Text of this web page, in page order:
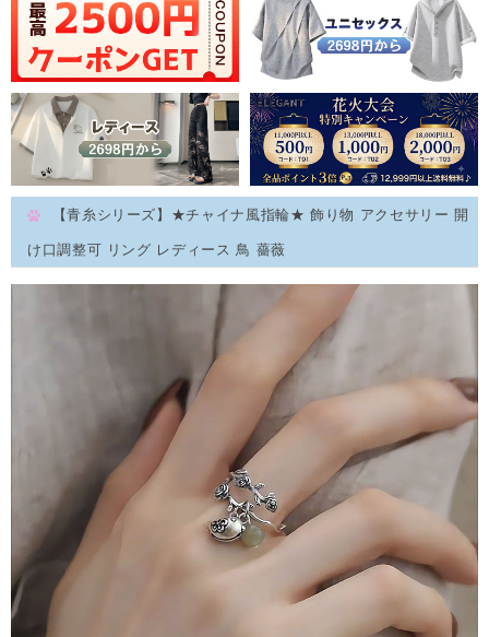
【青糸シリーズ】★チャイナ風指輪★ 飾り物 アクセサリー 開
け口調整可 リング レディース 鳥 薔薇